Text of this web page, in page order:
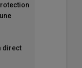
direct